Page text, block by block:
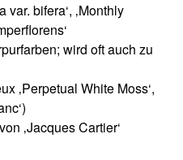
bifera‘, ‚Monthly
wird oft auch zu
‚Perpetual White Moss‘,
‚Jacques Cartier‘